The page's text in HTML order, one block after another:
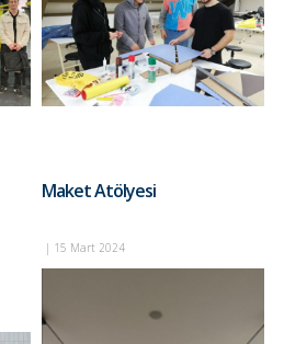
Maket Atölyesi
| 15 Mart 2024